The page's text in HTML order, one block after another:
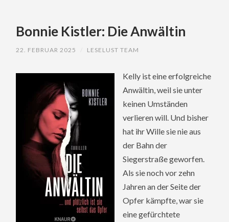
CONTENTBonnie Kistler: Die Anwältin
22. FEBRUAR 2025 LESELUST TEAM
Kelly ist eine erfolgreiche
Anwältin, weil sie unter
keinen Umständen
verlieren will. Und bisher
hat ihr Wille sie nie aus
der Bahn der
Siegerstraße geworfen.
Als sie noch vor zehn
Jahren an der Seite der
Opfer kämpfte, war sie
eine gefürchtete